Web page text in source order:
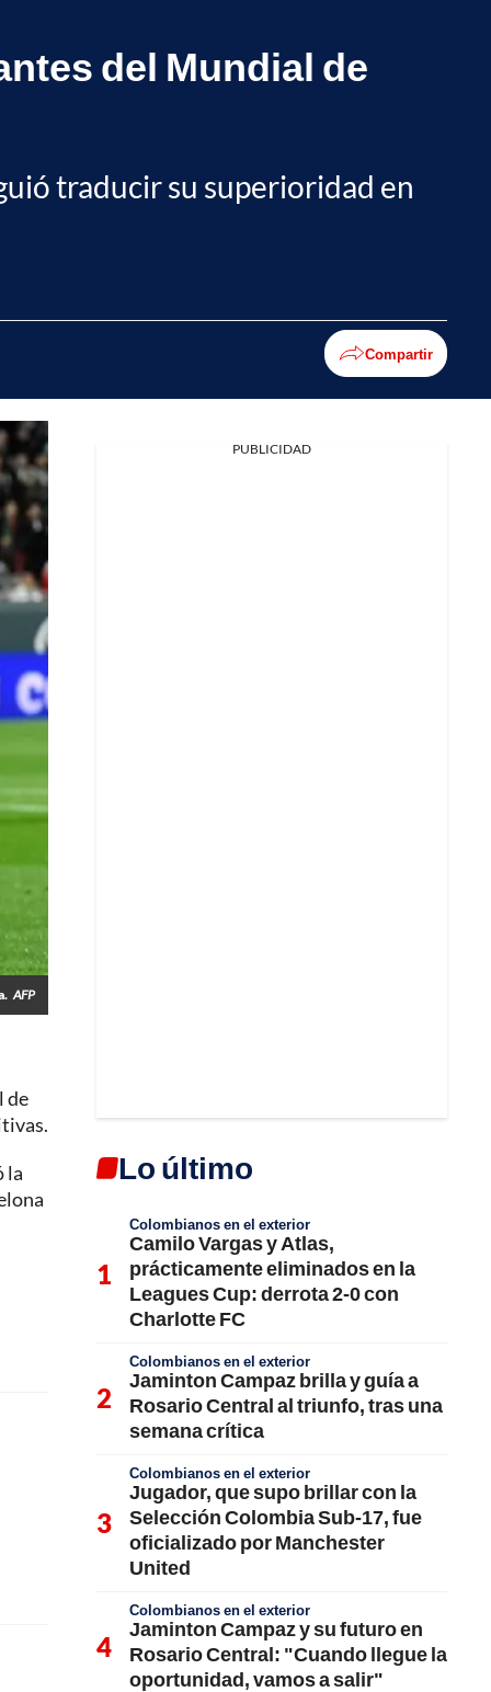
del Mundial de
traducir su superioridad en
Compartir
AFP
de
la
PUBLICIDAD
Lo último
Colombianos en el exterior
Camilo Vargas y Atlas,
prácticamente eliminados en la
Leagues Cup: derrota 2-0 con
Charlotte FC
Colombianos en el exterior
Jaminton Campaz brilla y guía a
Rosario Central al triunfo, tras una
semana crítica
Colombianos en el exterior
Jugador, que supo brillar con la
Selección Colombia Sub-17, fue
oficializado por Manchester
United
Colombianos en el exterior
Jaminton Campaz y su futuro en
Rosario Central: "Cuando llegue la
oportunidad, vamos a salir"